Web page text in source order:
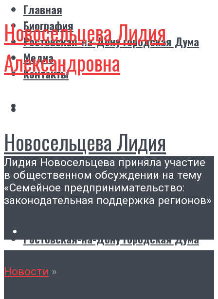
Главная
Биография
Ростовская-на-Дону городская Дума
Медиа
Контакты
Новосельцева Лидия
Александровна
Новосельцева Лидия
Александровна
Главная
Ростовская-на-Дону городская Дума
Медиа
Контакты
Лидия Новосельцева приняла участие
в общественном обсуждении на тему
«Семейное предпринимательство:
законодательная поддержка регионов»
Новости »